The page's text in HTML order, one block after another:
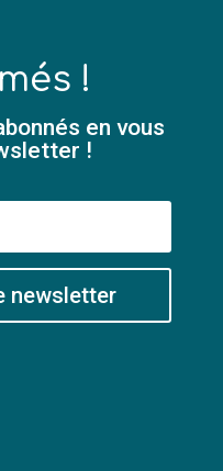
!
en vous
!
newsletter